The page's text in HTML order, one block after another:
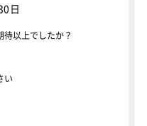
日
以上でしたか？
い